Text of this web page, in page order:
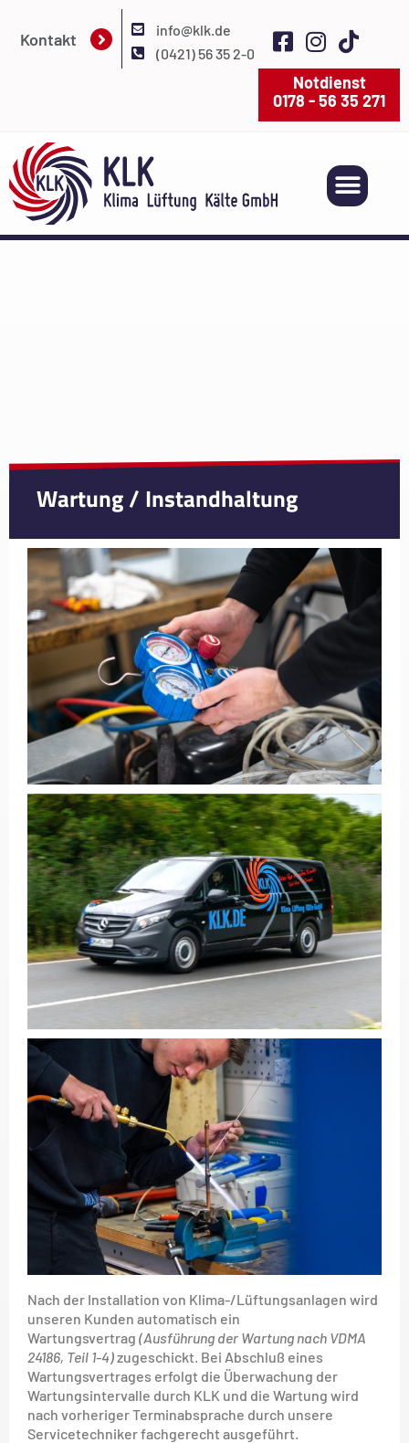
Kontakt
info@klk.de
(0421) 56 35 2-0
Notdienst
0178 - 56 35 271
Wartung / Instandhaltung
Nach der Installation von Klima-/Lüftungsanlagen wird
unseren Kunden automatisch ein
Wartungsvertrag (Ausführung der Wartung nach VDMA
24186, Teil 1-4)zugeschickt. Bei Abschluß eines
Wartungsvertrages erfolgt die Überwachung der
Wartungsintervalle durch KLK und die Wartung wird
nach vorheriger Terminabsprache durch unsere
Servicetechniker fachgerecht ausgeführt.